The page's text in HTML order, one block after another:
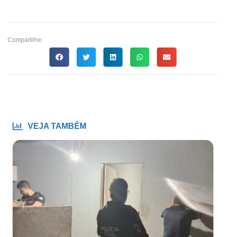
Compartilhe:
VEJA TAMBÉM